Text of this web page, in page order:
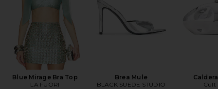
Blue Mirage Bra Top
LA FUORI
Brea Mule
BLACK SUEDE STUDIO
Cult